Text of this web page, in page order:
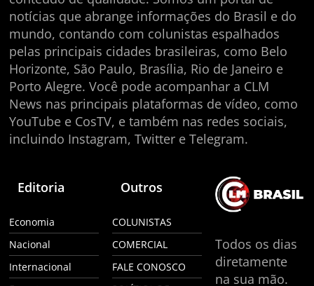
notícias que abrange informações do Brasil e do
mundo, contando com colunistas espalhados
pelas principais cidades brasileiras, como Belo
Horizonte, São Paulo, Brasília, Rio de Janeiro e
Porto Alegre. Você pode acompanhar a CLM
News nas principais plataformas de vídeo, como
YouTube e CosTV, e também nas redes sociais,
incluindo Instagram, Twitter e Telegram.
Editoria
Economia
Nacional
Internacional
Outros
COLUNISTAS
COMERCIAL
FALE CONOSCO
Todos os dias
diretamente
na sua mão.